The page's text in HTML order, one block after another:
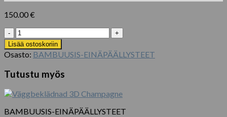
150.00€
Sæt
med
4
stk
Bambus
Trækul
Fiber
Rengøringsklud
määrä
Lisää ostoskoriin
Osasto: BAMBUUSIS-EINÄPÄÄLLYSTEET
Tutustu myös
BAMBUUSIS-EINÄPÄÄLLYSTEET